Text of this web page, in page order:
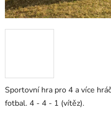
Sportovní hra pro 4 a více
fotbal. 4 - 4 - 1 (vítěz).